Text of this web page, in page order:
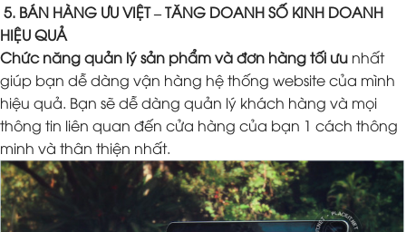
5. BÁN HÀNG ƯU VIỆT – TĂNG DOANH SỐ KINH DOANH
HIỆU QUẢ
Chức năng quản lý sản phẩm và đơn hàng tối ưu nhất
giúp bạn dễ dàng vận hàng hệ thống website của mình
hiệu quả. Bạn sẽ dễ dàng quản lý khách hàng và mọi
thông tin liên quan đến cửa hàng của bạn 1 cách thông
minh và thân thiện nhất.